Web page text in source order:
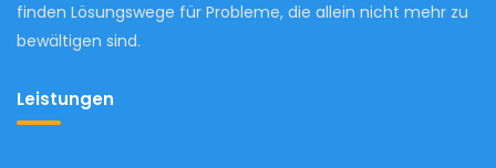
finden Lösungswege für Probleme, die allein nicht mehr zu
bewältigen sind.
Leistungen